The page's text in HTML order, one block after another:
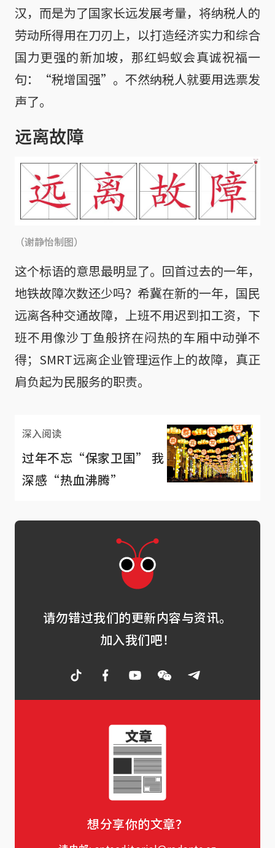
汉，而是为了国家长远发展考量，将纳税人的
劳动所得用在刀刃上，以打造经济实力和综合
国力更强的新加坡，那红蚂蚁会真诚祝福一
句：“税增国强”。不然纳税人就要用选票发
声了。
远离故障
（谢静怡制图）
这个标语的意思最明显了。回首过去的一年，
地铁故障次数还少吗？希冀在新的一年，国民
远离各种交通故障，上班不用迟到扣工资，下
班不用像沙丁鱼般挤在闷热的车厢中动弹不
得；SMRT远离企业管理运作上的故障，真正
肩负起为民服务的职责。
深入阅读
过年不忘“保家卫国” 我
深感“热血沸腾”
请勿错过我们的更新内容与资讯。
加入我们吧！
想分享你的文章？